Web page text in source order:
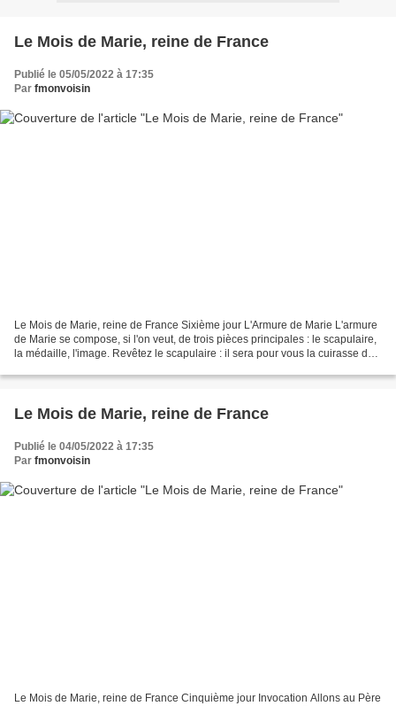
Le Mois de Marie, reine de France
Publié le 05/05/2022 à 17:35
Par fmonvoisin
Le Mois de Marie, reine de France Sixième jour L'Armure de Marie L'armure
de Marie se compose, si l'on veut, de trois pièces principales : le scapulaire,
la médaille, l'image. Revêtez le scapulaire : il sera pour vous la cuirasse de
Le Mois de Marie, reine de France
Publié le 04/05/2022 à 17:35
Par fmonvoisin
Le Mois de Marie, reine de France Cinquième jour Invocation Allons au Père